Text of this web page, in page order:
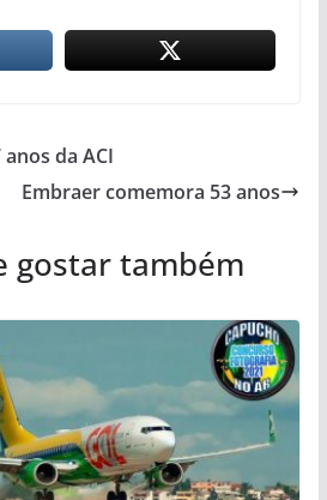
da ACI
Embraer comemora 53 anos
gostar também